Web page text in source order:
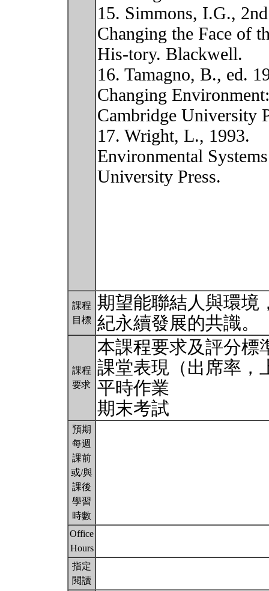
15. Simmons, I.G.,
Changing the Face of
His-tory. Blackwell.
16. Tamagno, B., ed.
Changing
Cambridge University
17. Wright, L., 1993.
Environmental
University Press.
課程
目標
期望能聯結人與環境
紀永續發展的共識。
課程
要求
本課程要求及評分標
課堂表現（出席率，
平時作業
期末考試
預期
每週
課前
或/與
課後
學習
時數
Office
Hours
指定
閱讀